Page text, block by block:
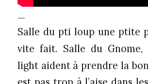
—
Salle du pti loup une ptite
vite fait. Salle du Gnome,
light aident à prendre la